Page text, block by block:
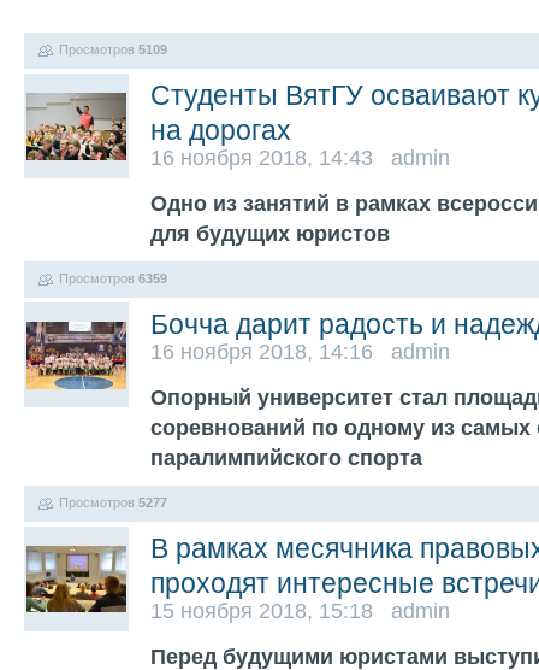
Просмотров 5109
Студенты ВятГУ осваивают
на дорогах
16 ноября 2018, 14:43 admin
Одно из занятий в рамках
для будущих юристов
Просмотров 6359
Бочча дарит радость и
16 ноября 2018, 14:16 admin
Опорный университет стал
соревнований по одному из
паралимпийского спорта
Просмотров 5277
В рамках месячника
проходят интересные
15 ноября 2018, 15:18 admin
Перед будущими юристами